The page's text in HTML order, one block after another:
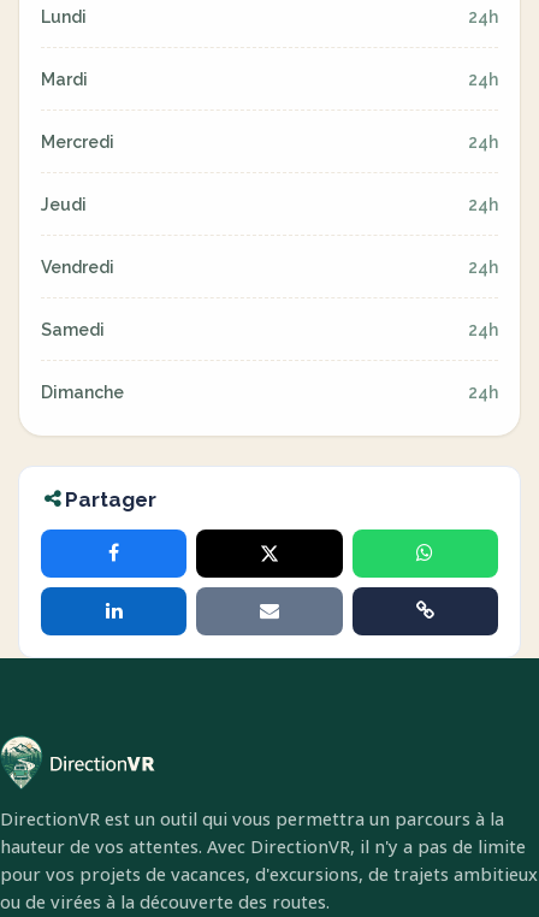
Lundi 24h
Mardi 24h
Mercredi 24h
Jeudi 24h
Vendredi 24h
Samedi 24h
Dimanche 24h
Partager
DirectionVR est un outil qui vous permettra un parcours à la
hauteur de vos attentes. Avec DirectionVR, il n'y a pas de limite
pour vos projets de vacances, d'excursions, de trajets ambitieux
ou de virées à la découverte des routes.